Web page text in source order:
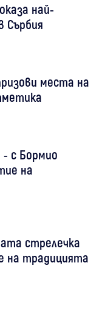
най-
Сърбия
места на
- с Бормио
на
стрелечка
на традицията